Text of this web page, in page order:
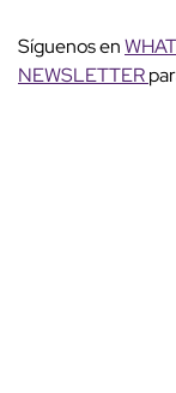
Síguenos en
NEWSLETTER